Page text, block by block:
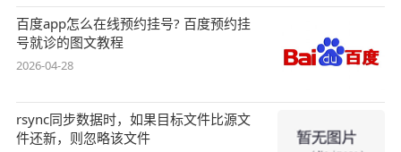
百度app怎么在线预约挂号? 百度预约挂
号就诊的图文教程
2026-04-28
rsync同步数据时，如果目标文件比源文
件还新，则忽略该文件